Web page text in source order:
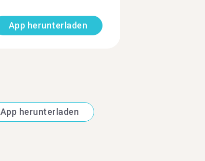
App herunterladen
App herunterladen